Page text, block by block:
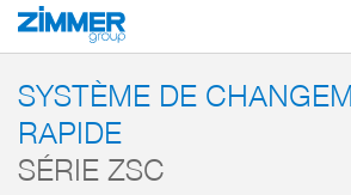
Démarrage Produits
SYSTÈME DE
RAPIDE
SÉRIE ZSC